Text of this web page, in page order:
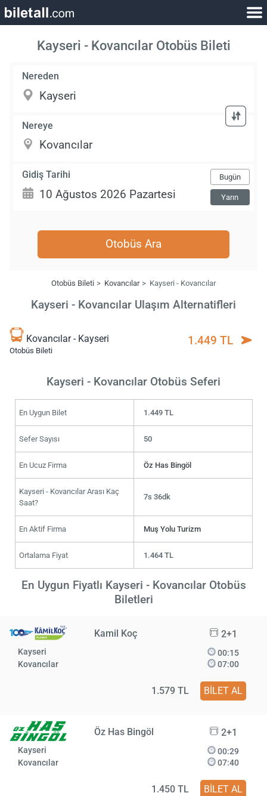
Kayseri - Kovancılar Otobüs Bileti
Nereden
Nereye
Gidiş Tarihi Bugün
Yarın
Otobüs Ara
Otobüs Bileti Kovancılar Kayseri - Kovancılar
Kayseri - Kovancılar Ulaşım Alternatifleri
Kovancılar - Kayseri
Otobüs Bileti
1.449 TL
Kayseri - Kovancılar Otobüs Seferi
En Uygun Bilet 1.449 TL
Sefer Sayısı 50
En Ucuz Firma Öz Has Bingöl
Kayseri - Kovancılar Arası Kaç
Saat?
7s 36dk
En Aktif Firma Muş Yolu Turizm
Ortalama Fiyat 1.464 TL
En Uygun Fiyatlı Kayseri - Kovancılar Otobüs
Biletleri
Kamil Koç 2+1
Kayseri
Kovancılar
00:15
07:00
1.579 TL BİLET AL
Öz Has Bingöl 2+1
Kayseri
Kovancılar
00:29
07:40
1.450 TL BİLET AL